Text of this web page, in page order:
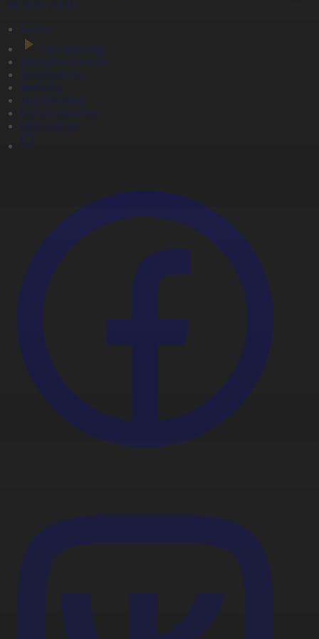
20:01
Басты
Тікелей эфир
Бағдарлама кестесі
Жаңалықтар
Жобалар
Телехикаялар
Мультсериалдар
Видеоархив